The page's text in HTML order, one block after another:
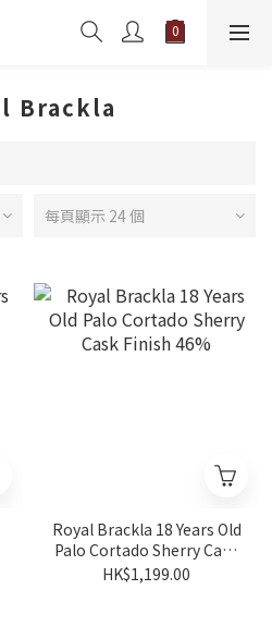
Brackla
每頁顯示 24 個
Royal Brackla 18 Years Old
Palo Cortado Sherry Cask
Finish 46%
HK$1,199.00